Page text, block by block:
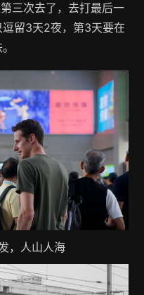
三次去了，去打最后一
留3天2夜，第3天要在
，人山人海